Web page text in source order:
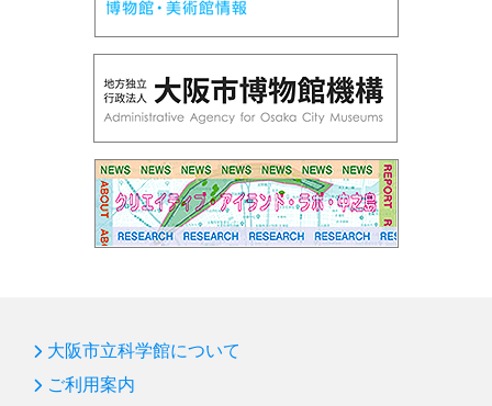
第93回 企画展「光とあかり」
第92回プラネタリウム「ブラックホール」
第91回サイエンスショー「赤青緑の光サイエンス」
第90回国際光年協賛「花火の色とひかり展」
第89回プラネタリウム「天の川をさぐる」
第86回 プラネタリウム「オーロラ」
大阪市立科学館について
ご利用案内